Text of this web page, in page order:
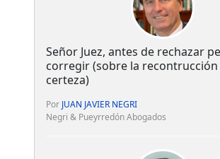
Señor Juez, antes de rechazar
corregir (sobre la recontrucción
certeza)
Por JUAN JAVIER NEGRI
Negri & Pueyrredón Abogados